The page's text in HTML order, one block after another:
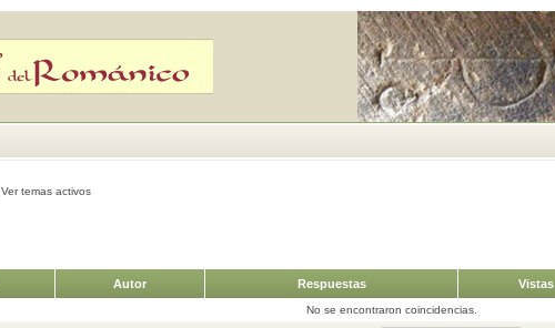
Ver temas activos
Autor Respuestas Vistas
No se encontraron coincidencias.